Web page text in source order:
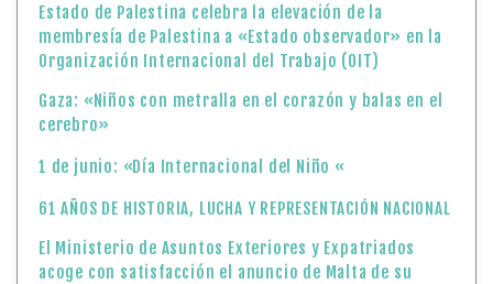
Estado de Palestina celebra la elevación de la
membresía de Palestina a «Estado observador» en la
Organización Internacional del Trabajo (OIT)
Gaza: «Niños con metralla en el corazón y balas en el
cerebro»
1 de junio: «Día Internacional del Niño «
61 AÑOS DE HISTORIA, LUCHA Y REPRESENTACIÓN NACIONAL
El Ministerio de Asuntos Exteriores y Expatriados
acoge con satisfacción el anuncio de Malta de su